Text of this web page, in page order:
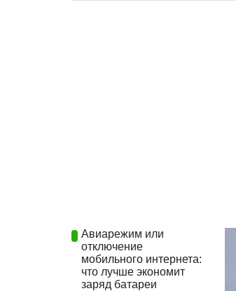
Авиарежим или
отключение
мобильного интернета:
что лучше экономит
заряд батареи